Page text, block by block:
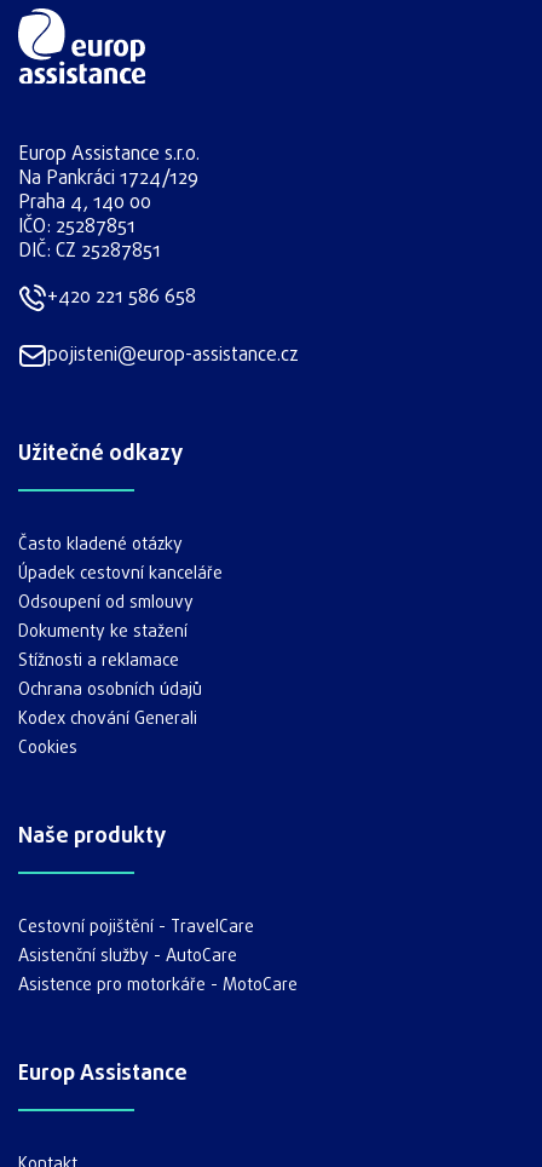
Europ Assistance s.r.o.
Na Pankráci 1724/129
Praha 4, 140 00
IČO: 25287851
DIČ: CZ 25287851
+420 221 586 658
pojisteni@europ-assistance.cz
Užitečné odkazy
Často kladené otázky
Úpadek cestovní kanceláře
Odsoupení od smlouvy
Dokumenty ke stažení
Stížnosti a reklamace
Ochrana osobních údajů
Kodex chování Generali
Cookies
Naše produkty
Cestovní pojištění - TravelCare
Asistenční služby - AutoCare
Asistence pro motorkáře - MotoCare
Europ Assistance